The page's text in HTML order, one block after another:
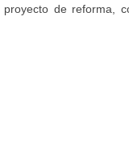
de reforma,